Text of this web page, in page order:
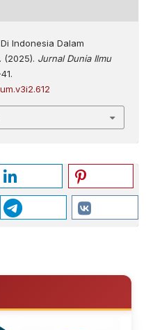
Indonesia Dalam
(2025). Jurnal Dunia Ilmu